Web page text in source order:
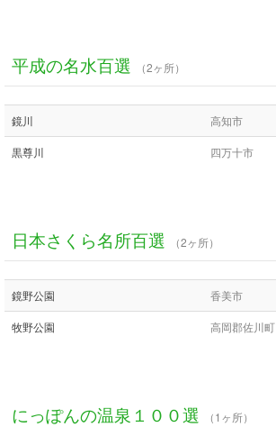
平成の名水百選 （2ヶ所）
鏡川 高知市
黒尊川 四万十市
日本さくら名所百選 （2ヶ所）
鏡野公園 香美市
牧野公園 高岡郡佐川町
にっぽんの温泉１００選 （1ヶ所）